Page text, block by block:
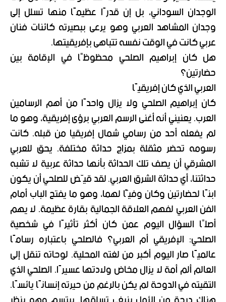
الوجدان السوداني، بل إن قدرًا عظيمًا منها تسلل إلى
وجدان المشاهد العربي وهو يرعى ببصيرته كائنات فنان
عربي كانت في الوقت نفسه تتباهى بإفريقيتها.
هل كان إبراهيم الصلحي محظوظًا في الإقامة بين
حضارتين؟
العربي الذي كان إفريقيًا
كان إبراهيم الصلحي ولا يزال واحدًا من أهم الرسامين
العرب. يعنيني أنه أغنى الرسم العربي برؤى إفريقية، وهو ما
لم يفعله أحد من رسامي شمال إفريقيا من قبله. كانت
رسومه تحضر مثقلة بمزاج حداثة مختلفة. يحق للعربي
المشرقي أن يصف تلك الحداثة بأنها حداثة عربية لا تشبه
حداثتنا، أي حداثة الشرق العربي. لقد قيّض للصلحي أن يكون
ابنًا لحضارتين وكان وفيًّا لهما، وهو ما يفتح الباب أمام
الفن العربي لفهم العلاقة الجمالية بقارة عظيمة. لا يهم
أصلًا السؤال اليوم عمن كان أكثر تأثيرًا في شخصية
الصلحي: الإفريقي أم العربي؟ فالصلحي باعتباره رسامًا
عالميًا صار اليوم أكبر من لغته المحلية. لوحاته تنقل إلى
العالم ألم أمة لا يزال مخاض ولادتها عسيرًا. الصلحي الذي
التقيته في الدوحة لم يكن بالرغم من حيرته إنسانًا يائسًا.